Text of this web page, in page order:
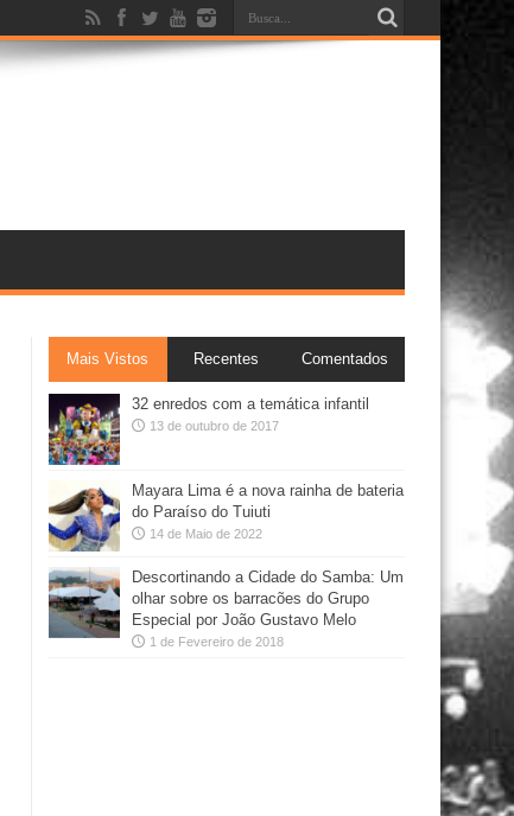
Mais Vistos Recentes Comentados
32 enredos com a temática infantil
13 de outubro de 2017
Mayara Lima é a nova rainha de bateria
do Paraíso do Tuiuti
14 de Maio de 2022
Descortinando a Cidade do Samba: Um
olhar sobre os barracões do Grupo
Especial por João Gustavo Melo
1 de Fevereiro de 2018